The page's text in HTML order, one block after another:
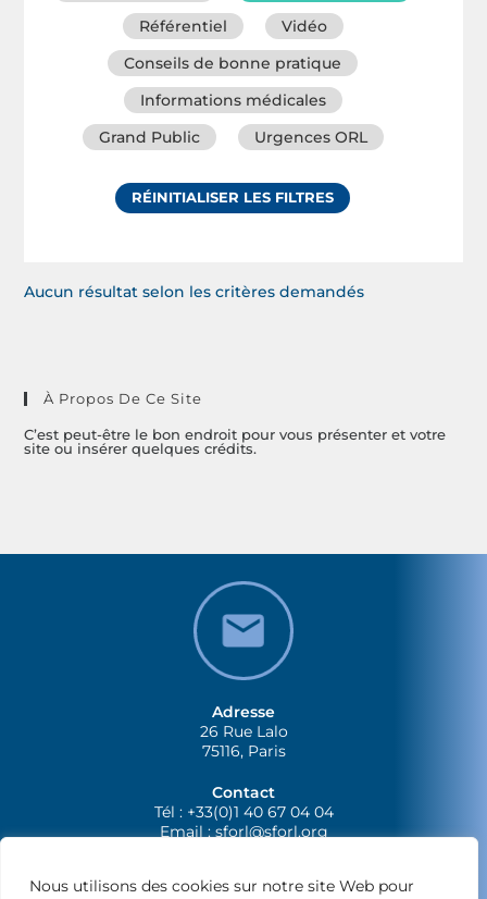
Nous utilisons des cookies sur notre site Web pour
Référentiel
Vidéo
Conseils de bonne pratique
Informations médicales
Grand Public
Urgences ORL
RÉINITIALISER LES FILTRES
Aucun résultat selon les critères demandés
À Propos De Ce Site
C’est peut-être le bon endroit pour vous présenter et votre
site ou insérer quelques crédits.
Adresse
26 Rue Lalo
75116, Paris
Contact
Tél : +33(0)1 40 67 04 04
Email :sforl@sforl.org